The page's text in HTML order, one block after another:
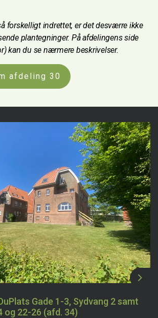
forskelligt indrettet, er det desværre ikke
plantegninger. På afdelingens side
kan du se nærmere beskrivelser.
afdeling 30
Gade 1-3, Sydvang 2 samt
og 22-26 (afd. 34)